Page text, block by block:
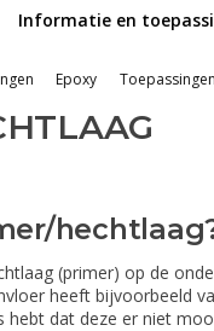
Informatie en
Epoxy Toepassingen
(primer) op de
heeft bijvoorbeeld
hebt dat deze er niet